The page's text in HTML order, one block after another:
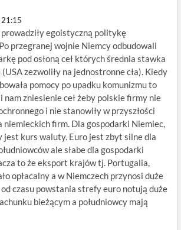
21:15
egoistyczną politykę
przegranej wojnie Niemcy odbudowali
pod osłoną ceł których średnia stawka
zezwoliły na jednostronne cła). Kiedy
pomocy po upadku komunizmu to
nam zniesienie ceł żeby polskie firmy nie
i nie stanowiły w przyszłości
niemieckich firm. Dla gospodarki Niemiec,
jest kurs waluty. Euro jest zbyt silne dla
ale słabe dla gospodarki
to że eksport krajów tj. Portugalia,
opłacalny a w Niemczech przynosi duże
czasu powstania strefy euro notują duże
bieżącym a południowcy mają